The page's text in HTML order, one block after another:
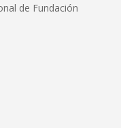
de Fundación